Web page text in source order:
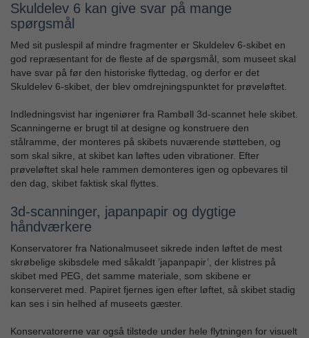
Skuldelev 6 kan give svar på mange
spørgsmål
Med sit puslespil af mindre fragmenter er Skuldelev 6-skibet en
god repræsentant for de fleste af de spørgsmål, som museet skal
have svar på før den historiske flyttedag, og derfor er det
Skuldelev 6-skibet, der blev omdrejningspunktet for prøveløftet.
Indledningsvist har ingeniører fra Rambøll 3d-scannet hele skibet.
Scanningerne er brugt til at designe og konstruere den
stålramme, der monteres på skibets nuværende støtteben, og
som skal sikre, at skibet kan løftes uden vibrationer. Efter
prøveløftet skal hele rammen demonteres igen og opbevares til
den dag, skibet faktisk skal flyttes.
3d-scanninger, japanpapir og dygtige
håndværkere
Konservatorer fra Nationalmuseet sikrede inden løftet de mest
skrøbelige skibsdele med såkaldt ’japanpapir’, der klistres på
skibet med PEG, det samme materiale, som skibene er
konserveret med. Papiret fjernes igen efter løftet, så skibet stadig
kan ses i sin helhed af museets gæster.
Konservatorerne var også tilstede under hele flytningen for visuelt